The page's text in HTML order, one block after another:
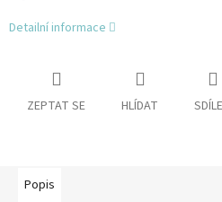
Detailní informace
ZEPTAT SE HLÍDAT
Popis